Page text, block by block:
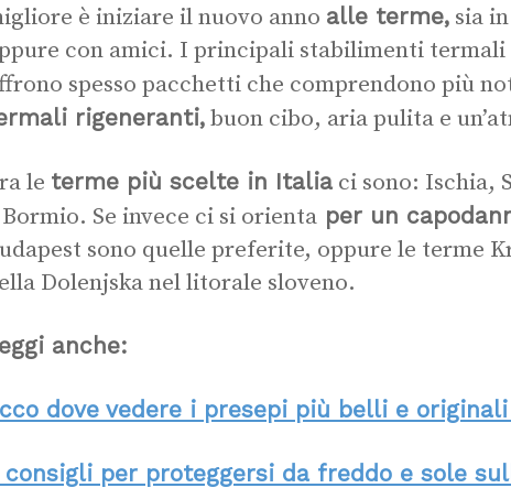
è iniziare il nuovo anno alle terme, sia
con amici. I principali stabilimenti termali
spesso pacchetti che comprendono più
rigeneranti, buon cibo, aria pulita e
le terme più scelte in Italia ci sono: Ischia,
Se invece ci si orienta per un
sono quelle preferite, oppure le terme
Dolenjska nel litorale sloveno.
anche:
dove vedere i presepi più belli e originali
consigli per proteggersi da freddo e sole